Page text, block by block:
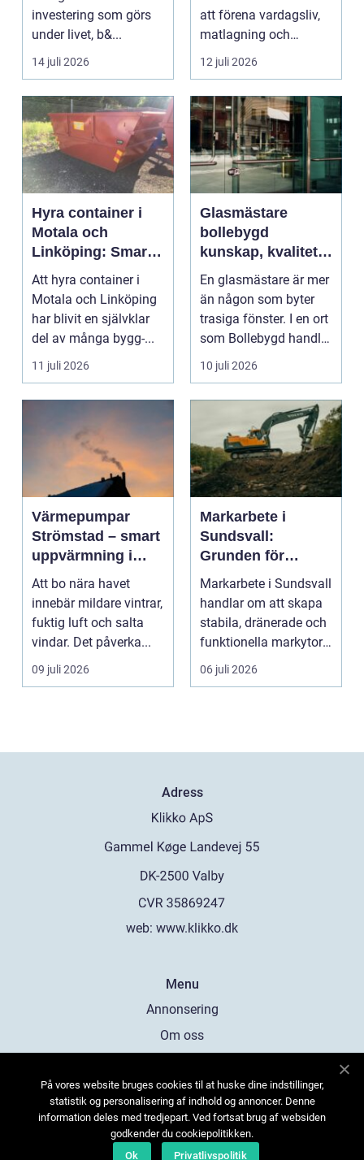
investering som görs
under livet, b&...
14 juli 2026
att förena vardagsliv,
matlagning och
umgänge i et...
12 juli 2026
Hyra container i
Motala och
Linköping: Smart
avfallshantering
för projekt i alla
storlekar
Att hyra container i
Motala och Linköping
har blivit en självklar
del av många bygg-...
11 juli 2026
Glasmästare
bollebygd
kunskap, kvalitet
och smarta
glaslösningar
En glasmästare är mer
än någon som byter
trasiga fönster. I en ort
som Bollebygd handlar
yrket lika ...
10 juli 2026
Värmepumpar
Strömstad – smart
uppvärmning i
kustklimat
Att bo nära havet
innebär mildare vintrar,
fuktig luft och salta
vindar. Det påverka...
09 juli 2026
Markarbete i
Sundsvall:
Grunden för
hållbara hus,
vägar och tomter
Markarbete i Sundsvall
handlar om att skapa
stabila, dränerade och
funktionella markytor
som kl...
06 juli 2026
Adress
web: www.klikko.dk
Menu
Annonsering
Om oss
Kontakta oss
Sitemap
På vores website bruges cookies til at huske dine indstillinger,
statistik og personalisering af indhold og annoncer. Denne
information deles med tredjepart. Ved fortsat brug af websiden
godkender du cookiepolitikken.
Ok
Privatlivspolitik